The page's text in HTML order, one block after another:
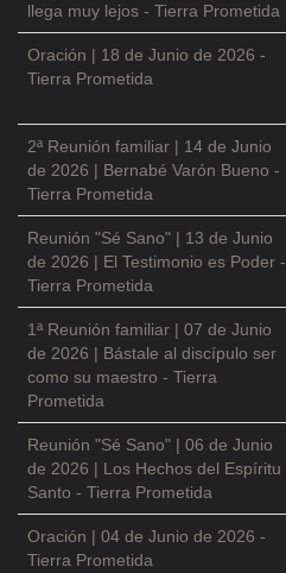
llega muy lejos - Tierra Prometida
Oración | 18 de Junio de 2026 -
Tierra Prometida
2ª Reunión familiar | 14 de Junio
de 2026 | Bernabé Varón Bueno -
Tierra Prometida
Reunión "Sé Sano" | 13 de Junio
de 2026 | El Testimonio es Poder -
Tierra Prometida
1ª Reunión familiar | 07 de Junio
de 2026 | Bástale al discípulo ser
como su maestro - Tierra
Prometida
Reunión "Sé Sano" | 06 de Junio
de 2026 | Los Hechos del Espíritu
Santo - Tierra Prometida
Oración | 04 de Junio de 2026 -
Tierra Prometida